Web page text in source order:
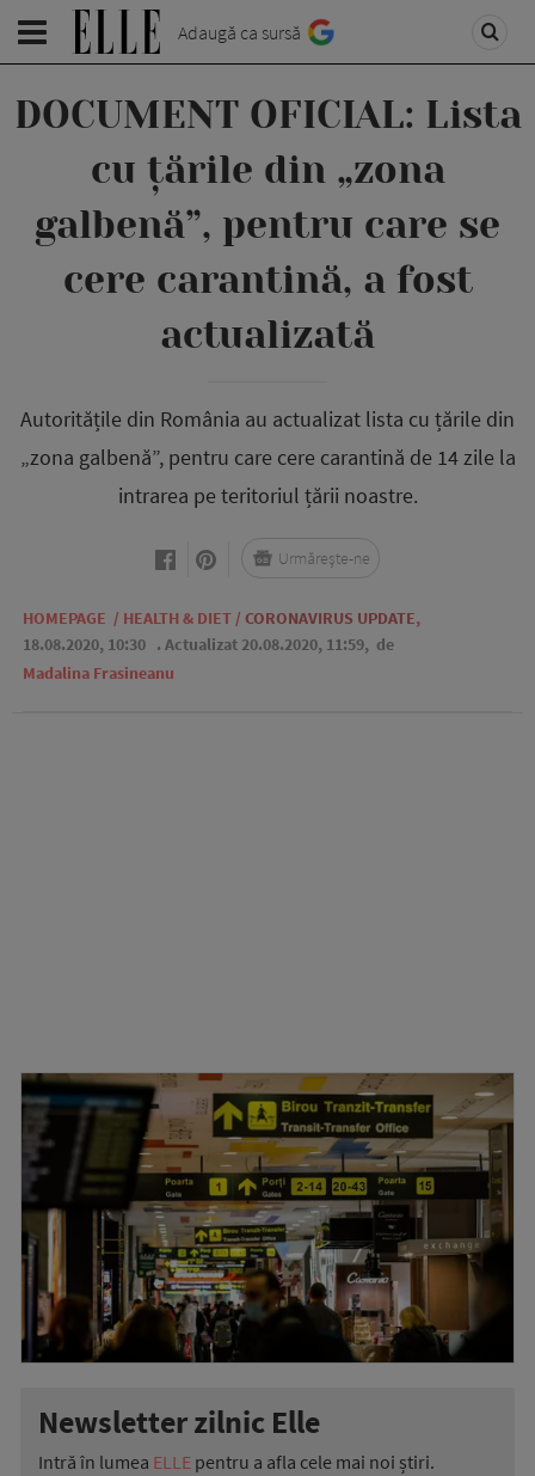
Adaugă ca sursă
DOCUMENT OFICIAL: Lista
cu țările din „zona
galbenă”, pentru care se
cere carantină, a fost
actualizată
Autoritățile din România au actualizat lista cu țările din
„zona galbenă”, pentru care cere carantină de 14 zile la
intrarea pe teritoriul țării noastre.
HOMEPAGE / HEALTH & DIET / CORONAVIRUS UPDATE,
18.08.2020, 10:30 . Actualizat 20.08.2020, 11:59, de
Madalina Frasineanu
Urmărește-ne
Newsletter zilnic Elle
Intră în lumea ELLE pentru a afla cele mai noi știri.